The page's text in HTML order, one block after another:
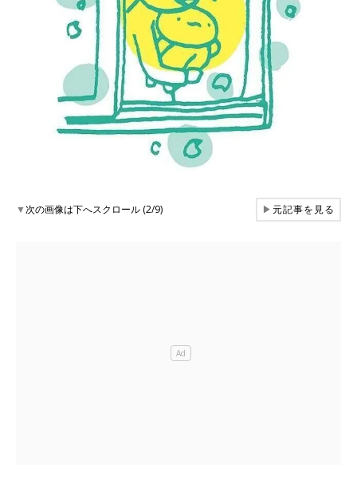
▼次の画像は下へスクロール (2/9) ▶元記事を見る